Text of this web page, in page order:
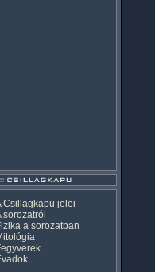
Csillagkapu jelei
sorozatról
a sorozatban